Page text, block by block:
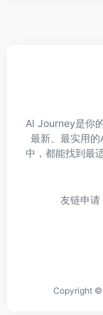
AI Journey是你
最新、最实用
中，都能找到最
友链申请
Copyright